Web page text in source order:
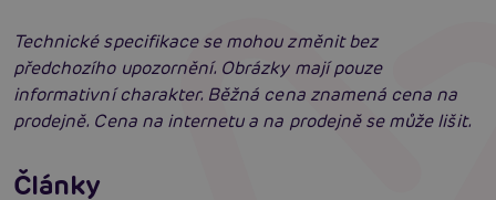
Technické specifikace se mohou změnit bez
předchozího upozornění. Obrázky mají pouze
informativní charakter. Běžná cena znamená cena na
prodejně. Cena na internetu a na prodejně se může lišit.
Články
kroužky. Nevídaná efektivita!
Erektilní dysfunkce: Příznaky, příčiny,